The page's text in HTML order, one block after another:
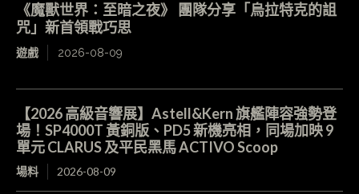
《魔獸世界：至暗之夜》 團隊分享「烏拉特克的詛
咒」新首領戰巧思
遊戲 2026-08-09
【2026 高級音響展】Astell&Kern 旗艦陣容強勢登
場！SP4000T 黃銅版、PD5 新機亮相，同場加映 9
單元 CLARUS 及平民黑馬 ACTIVO Scoop
場料 2026-08-09